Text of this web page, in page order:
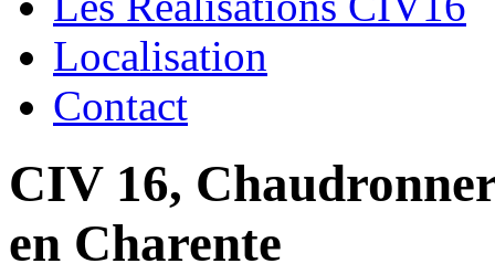
Localisation
Contact
CIV 16,
en Charente